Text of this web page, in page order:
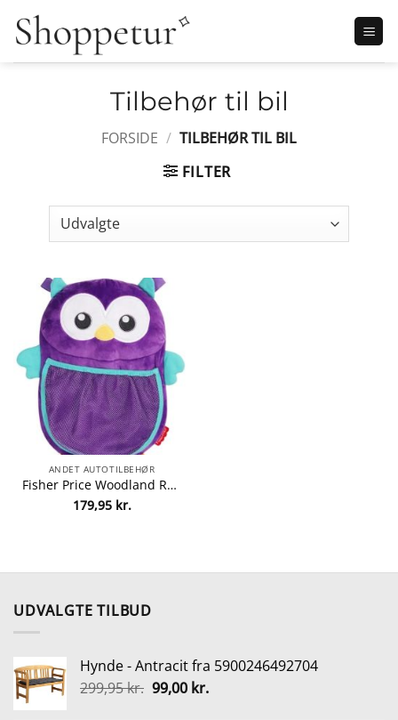
Fortsæt
Tilbehør til bil
FORSIDE / TILBEHØR TIL BIL
FILTER
ANDET AUTOTILBEHØR
Fisher Price Woodland Ryglænstaske Ugle
179,95 kr.
UDVALGTE TILBUD
Hynde - Antracit fra 5900246492704
299,95kr. Den
99,00 kr.Den